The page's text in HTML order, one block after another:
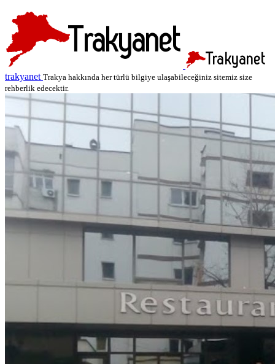
trakyanet Trakya hakkında her türlü bilgiye ulaşabileceğiniz sitemiz size
rehberlik edecektir.